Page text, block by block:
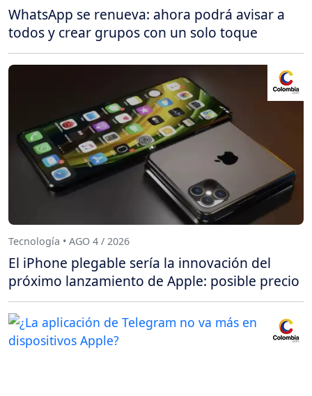
WhatsApp se renueva: ahora podrá avisar a
todos y crear grupos con un solo toque
Tecnología • AGO 4 / 2026
El iPhone plegable sería la innovación del
próximo lanzamiento de Apple: posible precio